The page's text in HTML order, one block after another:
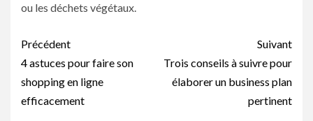
ou les déchets végétaux.
Navigation
d’article
Précédent
4 astuces pour faire son
shopping en ligne
efficacement
Suivant
Trois conseils à suivre pour
élaborer un business plan
pertinent